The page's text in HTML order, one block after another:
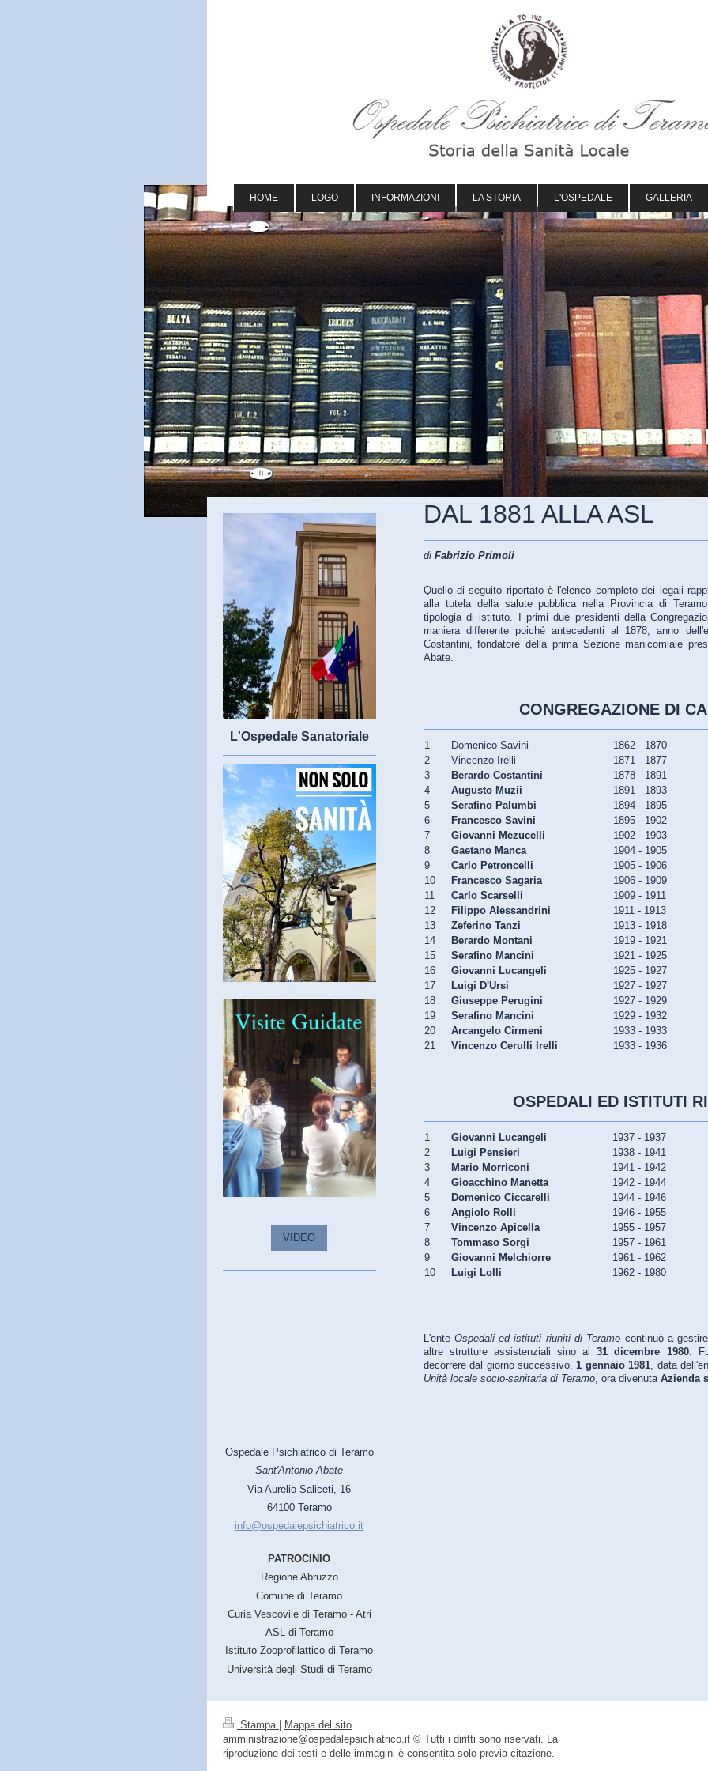
HOME LOGO INFORMAZIONI LA STORIA L'OSPEDALE GALLERIA
DAL 1881 ALLA ASL
di Fabrizio Primoli
Quello di seguito riportato è l'elenco completo dei legali
alla tutela della salute pubblica nella Provincia di
tipologia di istituto. I primi due presidenti della
maniera differente poiché antecedenti al 1878, anno
Costantini, fondatore della prima Sezione manicomiale
Abate.
CONGREGAZIONE DI
1 Domenico Savini
1862 - 1870
2
Vincenzo Irelli
1871 - 1877
3
Berardo Costantini
1878 - 1891
4
Augusto Muzii
1891 - 1893
5
Serafino Palumbi
1894 - 1895
6
Francesco Savini
1895 - 1902
7
Giovanni Mezucelli
1902 - 1903
8
Gaetano Manca
1904 - 1905
9
Carlo Petroncelli
1905 - 1906
10
Francesco Sagaria
1906 - 1909
11
Carlo Scarselli
1909 - 1911
12
Filippo Alessandrini
1911 - 1913
13
Zeferino Tanzi
1913 - 1918
14
Berardo Montani
1919 - 1921
15
Serafino Mancini
1921 - 1925
16
Giovanni Lucangeli
1925 - 1927
17
Luigi D'Ursi
1927 - 1927
18
Giuseppe Perugini
1927 - 1929
19
Serafino Mancini
1929 - 1932
20
Arcangelo Cirmeni
1933 - 1933
21
Vincenzo Cerulli Irelli 1933 - 1936
OSPEDALI ED ISTITUTI
1 Giovanni Lucangeli
1937 - 1937
2
Luigi Pensieri
1938 - 1941
3
Mario Morriconi
1941 - 1942
4
Gioacchino Manetta
1942 - 1944
5
Domenico Ciccarelli
1944 - 1946
6
Angiolo Rolli
1946 - 1955
7
Vincenzo Apicella
1955 - 1957
8
Tommaso Sorgi
1957 - 1961
9
Giovanni Melchiorre
1961 - 1962
10
Luigi Lolli 1962 - 1980
L'ente Ospedali ed istituti riuniti di Teramo continuò a
altre strutture assistenziali sino al31 dicembre 1980.
decorrere dal giorno successivo, 1 gennaio 1981 , data
Unità locale socio-sanitaria di Teramo, ora divenuta Azienda
L'Ospedale Sanatoriale
VIDEO
Ospedale Psichiatrico di Teramo
Sant'Antonio Abate
Via Aurelio Saliceti, 16
64100 Teramo
info@ospedalepsichiatrico.it
PATROCINIO
Regione Abruzzo
Comune di Teramo
Curia Vescovile di Teramo - Atri
ASL di Teramo
Istituto Zooprofilattico di Teramo
Università degli Studi di Teramo
Stampa | Mappa del sito
amministrazione@ospedalepsichiatrico.it © Tutti i diritti sono riservati. La
riproduzione dei testi e delle immagini è consentita solo previa citazione.